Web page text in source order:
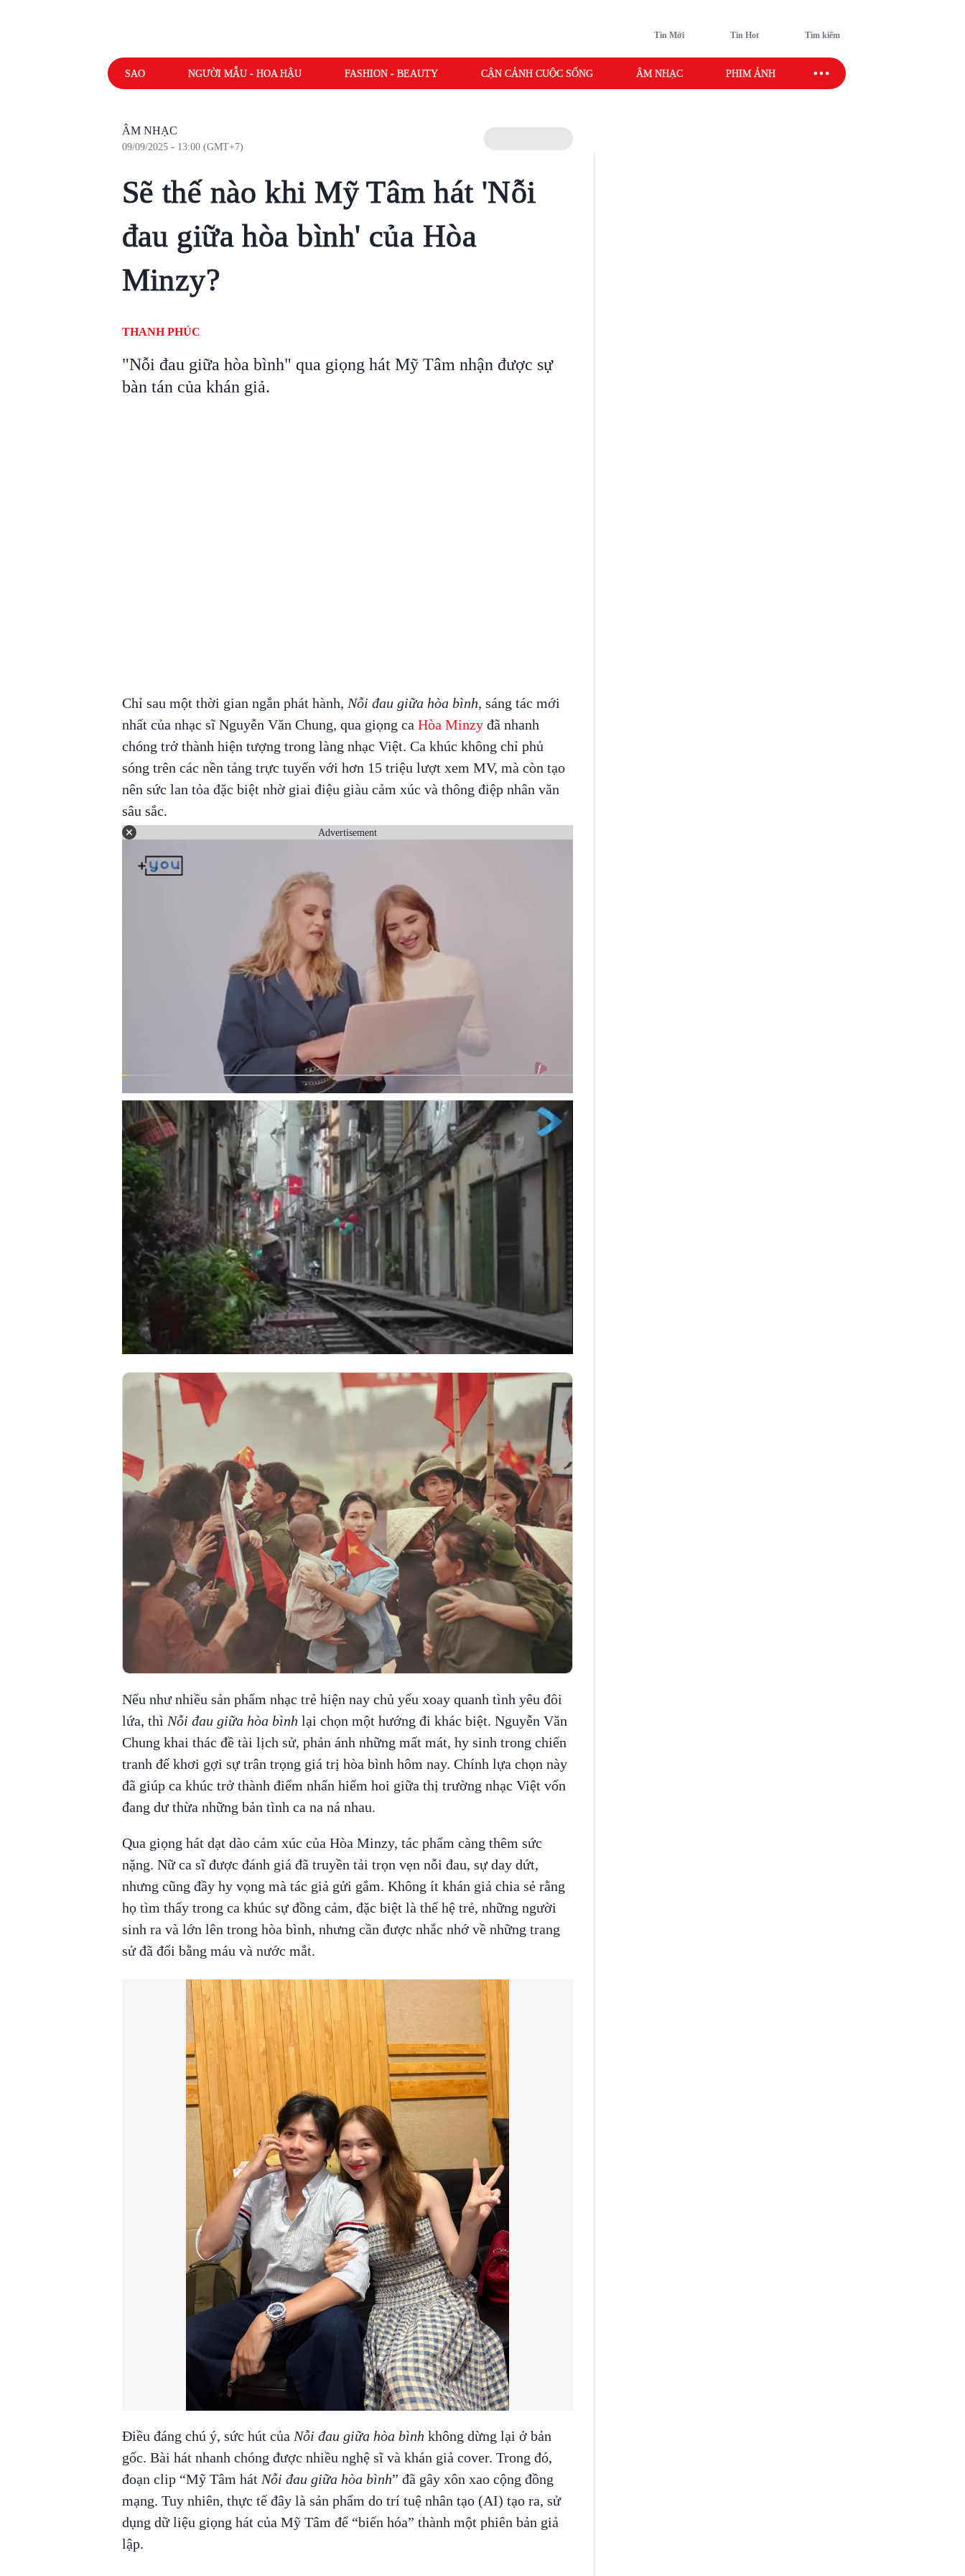
Tin Mới Tin Hot Tìm kiếm
SAO NGƯỜI MẪU - HOA HẬU FASHION - BEAUTY CẬN CẢNH CUỘC SỐNG ÂM NHẠC PHIM ẢNH SAO SPORT
ÂM NHẠC
09/09/2025 - 13:00 (GMT+7)
Sẽ thế nào khi Mỹ Tâm hát 'Nỗi
đau giữa hòa bình' của Hòa
Minzy?
THANH PHÚC
"Nỗi đau giữa hòa bình" qua giọng hát Mỹ Tâm nhận được sự
bàn tán của khán giả.
Chỉ sau một thời gian ngắn phát hành, Nỗi đau giữa hòa bình, sáng tác mới
nhất của nhạc sĩ Nguyễn Văn Chung, qua giọng ca Hòa Minzy đã nhanh
chóng trở thành hiện tượng trong làng nhạc Việt. Ca khúc không chỉ phủ
sóng trên các nền tảng trực tuyến với hơn 15 triệu lượt xem MV, mà còn tạo
nên sức lan tỏa đặc biệt nhờ giai điệu giàu cảm xúc và thông điệp nhân văn
sâu sắc.
Advertisement
Nếu như nhiều sản phẩm nhạc trẻ hiện nay chủ yếu xoay quanh tình yêu đôi
lứa, thì Nỗi đau giữa hòa bình lại chọn một hướng đi khác biệt. Nguyễn Văn
Chung khai thác đề tài lịch sử, phản ánh những mất mát, hy sinh trong chiến
tranh để khơi gợi sự trân trọng giá trị hòa bình hôm nay. Chính lựa chọn này
đã giúp ca khúc trở thành điểm nhấn hiếm hoi giữa thị trường nhạc Việt vốn
đang dư thừa những bản tình ca na ná nhau.
Qua giọng hát dạt dào cảm xúc của Hòa Minzy, tác phẩm càng thêm sức
nặng. Nữ ca sĩ được đánh giá đã truyền tải trọn vẹn nỗi đau, sự day dứt,
nhưng cũng đầy hy vọng mà tác giả gửi gắm. Không ít khán giả chia sẻ rằng
họ tìm thấy trong ca khúc sự đồng cảm, đặc biệt là thế hệ trẻ, những người
sinh ra và lớn lên trong hòa bình, nhưng cần được nhắc nhớ về những trang
sử đã đổi bằng máu và nước mắt.
Điều đáng chú ý, sức hút của Nỗi đau giữa hòa bình không dừng lại ở bản
gốc. Bài hát nhanh chóng được nhiều nghệ sĩ và khán giả cover. Trong đó,
đoạn clip “Mỹ Tâm hát Nỗi đau giữa hòa bình” đã gây xôn xao cộng đồng
mạng. Tuy nhiên, thực tế đây là sản phẩm do trí tuệ nhân tạo (AI) tạo ra, sử
dụng dữ liệu giọng hát của Mỹ Tâm để “biến hóa” thành một phiên bản giả
lập.